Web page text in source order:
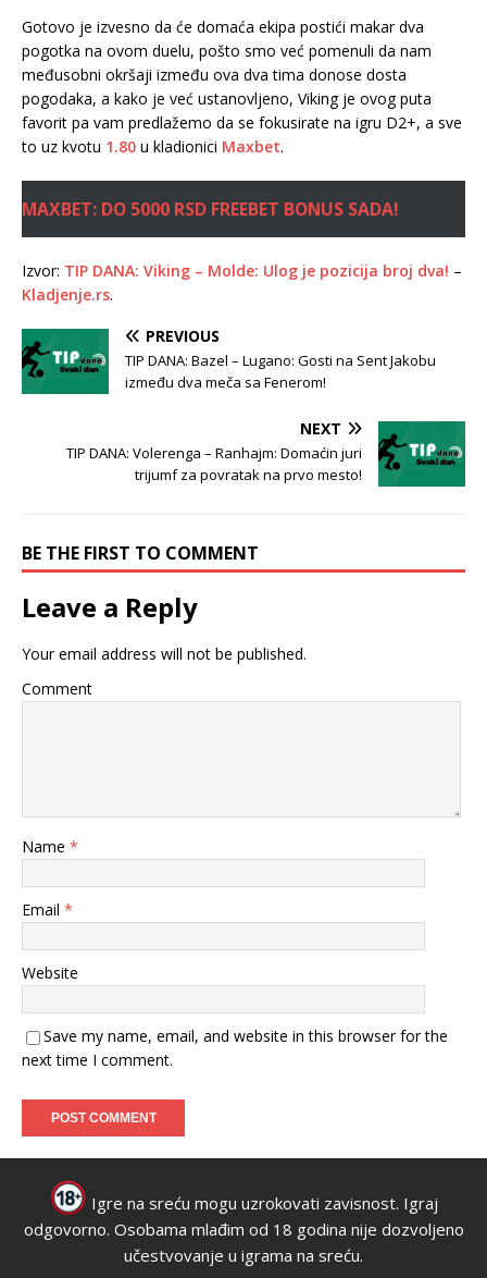
Gotovo je izvesno da će domaća ekipa postići makar dva
pogotka na ovom duelu, pošto smo već pomenuli da nam
međusobni okršaji između ova dva tima donose dosta
pogodaka, a kako je već ustanovljeno, Viking je ovog puta
favorit pa vam predlažemo da se fokusirate na igru D2+, a sve
to uz kvotu 1.80 u kladionici Maxbet.
MAXBET: DO 5000 RSD FREEBET BONUS SADA!
Izvor: TIP DANA: Viking – Molde: Ulog je pozicija broj dva! –
Kladjenje.rs.
PREVIOUS
TIP DANA: Bazel – Lugano: Gosti na Sent Jakobu
između dva meča sa Fenerom!
NEXT
TIP DANA: Volerenga – Ranhajm: Domaćin juri
trijumf za povratak na prvo mesto!
BE THE FIRST TO COMMENT
Leave a Reply
Your email address will not be published.
Comment
Name *
Email *
Website
Save my name, email, and website in this browser for the
next time I comment.
Igre na sreću mogu uzrokovati zavisnost. Igraj
odgovorno. Osobama mlađim od 18 godina nije dozvoljeno
učestvovanje u igrama na sreću.